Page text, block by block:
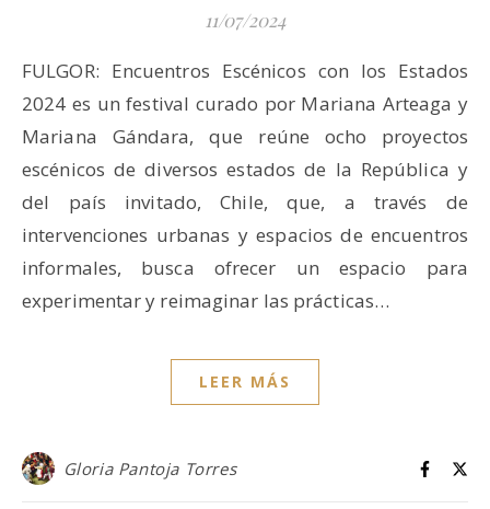
11/07/2024
FULGOR: Encuentros Escénicos con los Estados
2024 es un festival curado por Mariana Arteaga y
Mariana Gándara, que reúne ocho proyectos
escénicos de diversos estados de la República y
del país invitado, Chile, que, a través de
intervenciones urbanas y espacios de encuentros
informales, busca ofrecer un espacio para
experimentar y reimaginar las prácticas…
LEER MÁS
Gloria Pantoja Torres